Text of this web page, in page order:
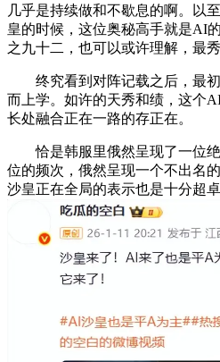
几乎是持续做和不歇息的啊。以
皇的时候，这位奥秘高手就是AI
之九十二，也可以或许理解，最
终究看到对阵记载之后，最初
而上学。如许的天秀和绩，这个
长处融合正在一路的存正在。
恰是韩服里俄然呈现了一位绝
位的频次，俄然呈现一个不出名
沙皇正在全局的表示也是十分超卓